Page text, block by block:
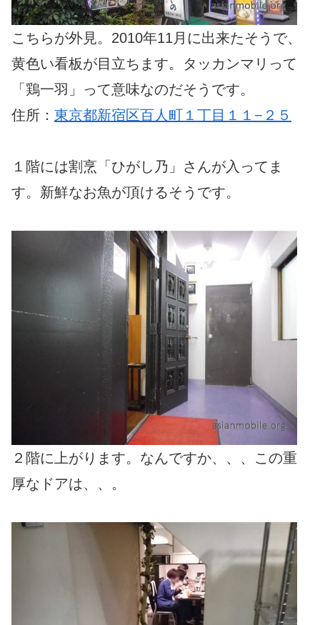
こちらが外見。2010年11月に出来たそうで、
黄色い看板が目立ちます。タッカンマリって
「鶏一羽」って意味なのだそうです。
住所： 東京都新宿区百人町１丁目１１−２５
１階には割烹「ひがし乃」さんが入ってま
す。新鮮なお魚が頂けるそうです。
２階に上がります。なんですか、、、この重
厚なドアは、、。